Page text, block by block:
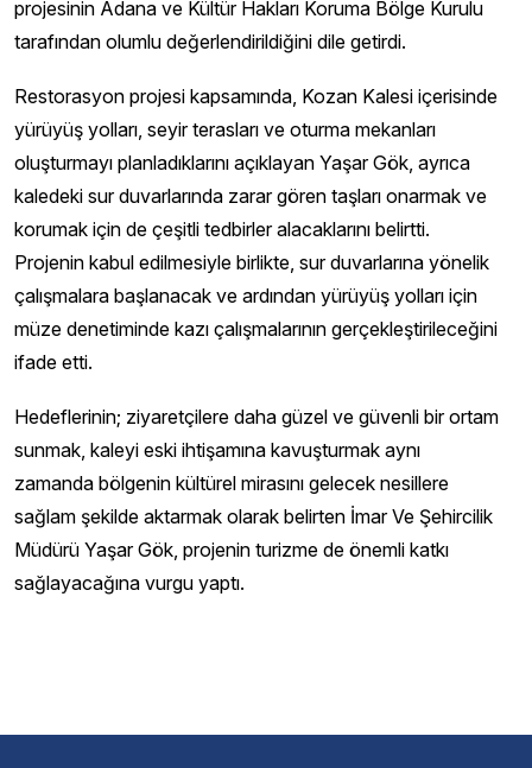
projesinin Adana ve Kültür Hakları Koruma Bölge Kurulu
tarafından olumlu değerlendirildiğini dile getirdi.
Restorasyon projesi kapsamında, Kozan Kalesi içerisinde
yürüyüş yolları, seyir terasları ve oturma mekanları
oluşturmayı planladıklarını açıklayan Yaşar Gök, ayrıca
kaledeki sur duvarlarında zarar gören taşları onarmak ve
korumak için de çeşitli tedbirler alacaklarını belirtti.
Projenin kabul edilmesiyle birlikte, sur duvarlarına yönelik
çalışmalara başlanacak ve ardından yürüyüş yolları için
müze denetiminde kazı çalışmalarının gerçekleştirileceğini
ifade etti.
Hedeflerinin; ziyaretçilere daha güzel ve güvenli bir ortam
sunmak, kaleyi eski ihtişamına kavuşturmak aynı
zamanda bölgenin kültürel mirasını gelecek nesillere
sağlam şekilde aktarmak olarak belirten İmar Ve Şehircilik
Müdürü Yaşar Gök, projenin turizme de önemli katkı
sağlayacağına vurgu yaptı.